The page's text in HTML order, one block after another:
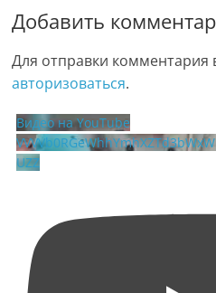
Добавить
Для отправки
авторизоваться.
Видео на YouTube
UZZ